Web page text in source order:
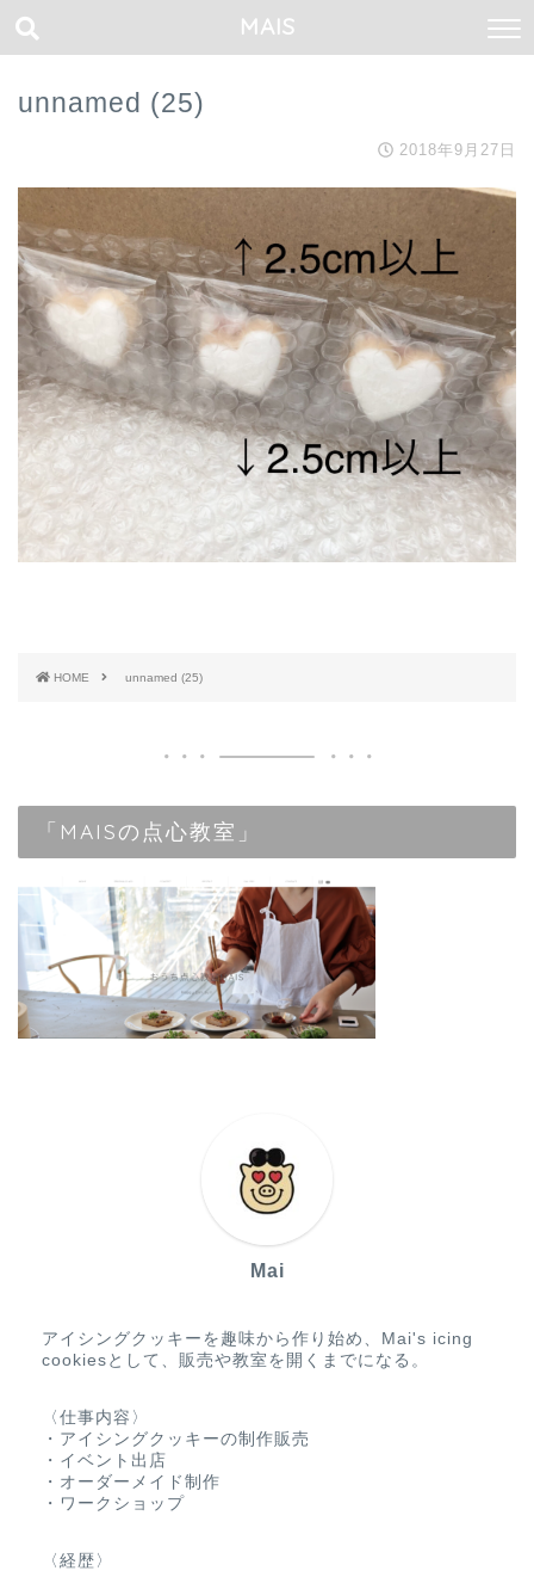
MAIS
unnamed (25)
2018年9月27日
HOME unnamed (25)
「MAISの点心教室」
Mai
アイシングクッキーを趣味から作り始め、Mai's icing
cookiesとして、販売や教室を開くまでになる。
〈仕事内容〉
・アイシングクッキーの制作販売
・イベント出店
・オーダーメイド制作
・ワークショップ
〈経歴〉